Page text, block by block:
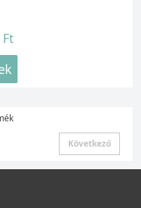
Következő